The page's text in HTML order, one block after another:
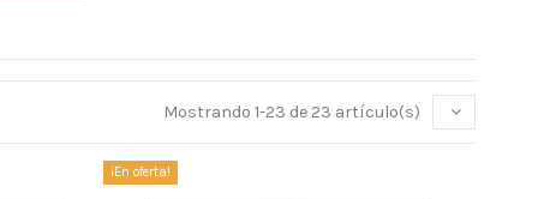
Mostrando 1-23 de 23 artículo(s)
¡En oferta!